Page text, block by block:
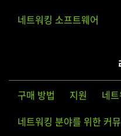
네트워킹 소프트웨어
구매 방법 지원 네
네트워킹 분야를 위한 커뮤